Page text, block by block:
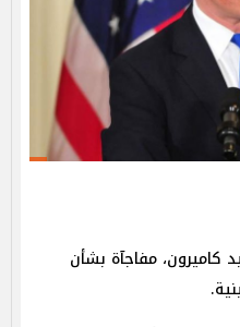
كاميرون، مفاجآة بشأن